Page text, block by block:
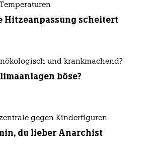
Hitzeanpassung scheitert
und krankmachend?
böse?
gegen Kinderfiguren
du lieber Anarchist